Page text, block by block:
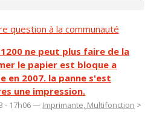
question à la communauté
ne peut plus faire de la
le papier est bloque a
en 2007. la panne s'est
une impression.
- 17h06 — Imprimante, Multifonction >